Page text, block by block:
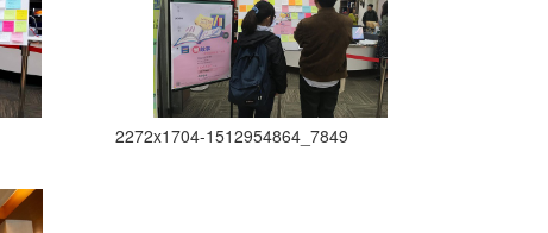
2272x1704-1512954864_7849